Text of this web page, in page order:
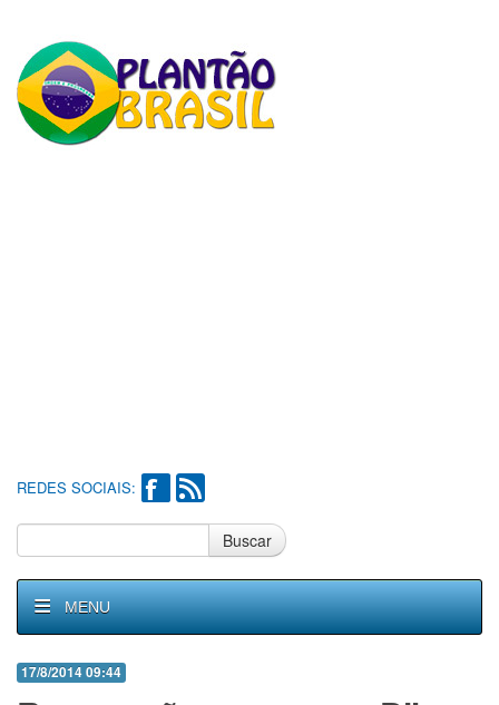
REDES SOCIAIS:
Buscar
MENU
17/8/2014 09:44